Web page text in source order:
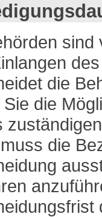
die
Sie die
die